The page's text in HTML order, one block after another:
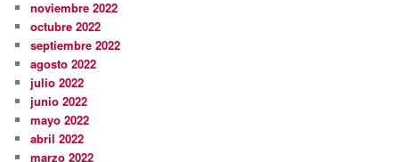
noviembre 2022
octubre 2022
septiembre 2022
agosto 2022
julio 2022
junio 2022
mayo 2022
abril 2022
marzo 2022